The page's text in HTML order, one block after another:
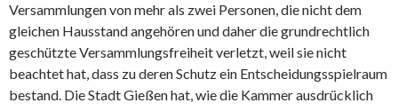
Versammlungen von mehr als zwei Personen, die nicht dem
gleichen Hausstand angehören und daher die grundrechtlich
geschützte Versammlungsfreiheit verletzt, weil sie nicht
beachtet hat, dass zu deren Schutz ein Entscheidungsspielraum
bestand. Die Stadt Gießen hat, wie die Kammer ausdrücklich